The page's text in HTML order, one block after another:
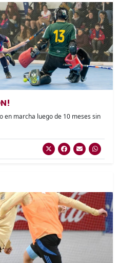
en marcha luego de 10 meses sin